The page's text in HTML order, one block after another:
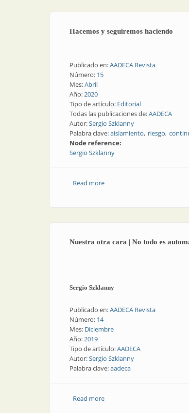
Hacemos y seguiremos haciendo
Publicado en:AADECA Revista
Número: 15
Mes:Abril
Año:2020
Tipo de artículo: Editorial
Todas las publicaciones de:AADECA
Autor:Sergio Szklanny
Palabra clave:aislamiento riesgo
Node reference:
Sergio Szklanny
Read moreabout Hacemos y seguiremos
Nuestra otra cara | No todo es
Sergio Szklanny
Publicado en:AADECA Revista
Número: 14
Mes: Diciembre
Año:2019
Tipo de artículo:AADECA
Autor:Sergio Szklanny
Palabra clave:aadeca
Read moreabout Nuestra otra cara |